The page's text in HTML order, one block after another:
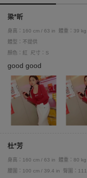
梁*昕
身高：160 cm / 63 in 體重：39
體型：不提供
顏色：紅
尺寸：S
good good
杜*芳
身高：160 cm / 63 in 體重：80
腰圍：100 cm / 39.4 in
臀圍：